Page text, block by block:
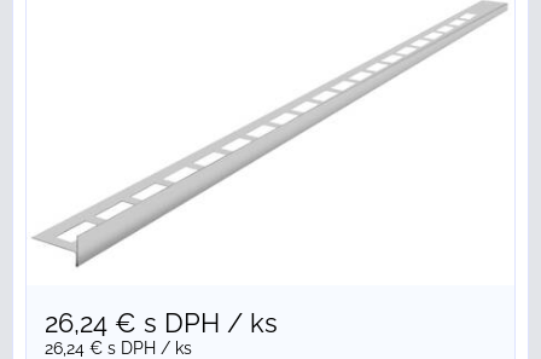
26,24 € s DPH / ks
26,24 € s DPH / ks